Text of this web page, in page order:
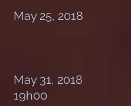
May 25, 2018
May 31, 2018
19h00